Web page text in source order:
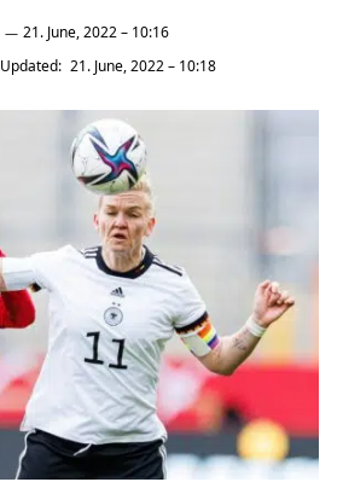
21. June, 2022 – 10:16
Updated: 21. June, 2022 – 10:18